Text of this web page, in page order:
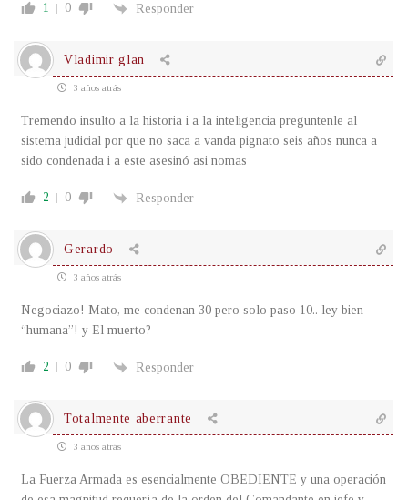
1 0 Responder
Vladimir glan
3 años atrás
Tremendo insulto a la historia i a la inteligencia preguntenle al
sistema judicial por que no saca a vanda pignato seis años nunca a
sido condenada i a este asesinó asi nomas
2 0 Responder
Gerardo
3 años atrás
Negociazo! Mato, me condenan 30 pero solo paso 10.. ley bien
“humana”! y El muerto?
2 0 Responder
Totalmente aberrante
3 años atrás
La Fuerza Armada es esencialmente OBEDIENTE y una operación